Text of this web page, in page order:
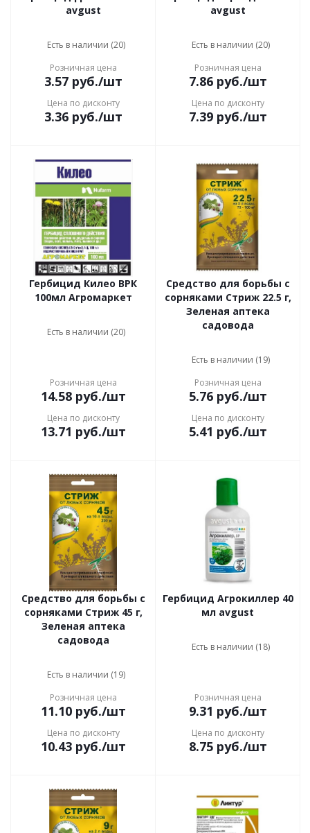
avgust
Есть в наличии (20)
Розничная цена
3.57руб./шт
Цена по дисконту
3.36руб./шт
avgust
Есть в наличии (20)
Розничная цена
7.86руб./шт
Цена по дисконту
7.39руб./шт
Гербицид Килео ВРК
100мл Агромаркет
Есть в наличии (20)
Розничная цена
14.58руб./шт
Цена по дисконту
13.71 руб./шт
Средство для борьбы с
сорняками Стриж 22.5 г,
Зеленая аптека
садовода
Есть в наличии (19)
Розничная цена
5.76руб./шт
Цена по дисконту
5.41 руб./шт
Средство для борьбы с
сорняками Стриж 45 г,
Зеленая аптека
садовода
Есть в наличии (19)
Розничная цена
11.10руб./шт
Цена по дисконту
10.43руб./шт
Гербицид Агрокиллер 40
мл avgust
Есть в наличии (18)
Розничная цена
9.31 руб./шт
Цена по дисконту
8.75руб./шт